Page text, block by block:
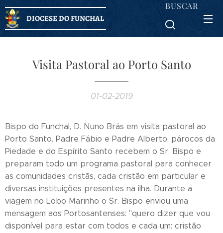
DIOCESE DO FUNCHAL
BUSCAR
Visita Pastoral ao Porto Santo
01-02-2019
Bispo do Funchal, D. Nuno Brás em visita pastoral ao
Porto Santo. Padre Fábio e Padre Alberto, párocos da
Piedade e do Espírito Santo recebem o Sr. Bispo e
preparam todo um programa pastoral para conhecer
as comunidades cristãs, cada cristão em particular e
diversas instituições presentes na ilha. Durante a
viagem no Lobo Marinho o Sr. Bispo enviou uma
mensagem aos Portosantenses: "quero dizer que vou
disponível para estar com todos e cada um: cristão